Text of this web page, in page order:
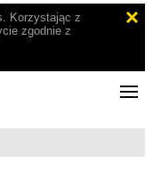
Korzystając z
zgodnie z